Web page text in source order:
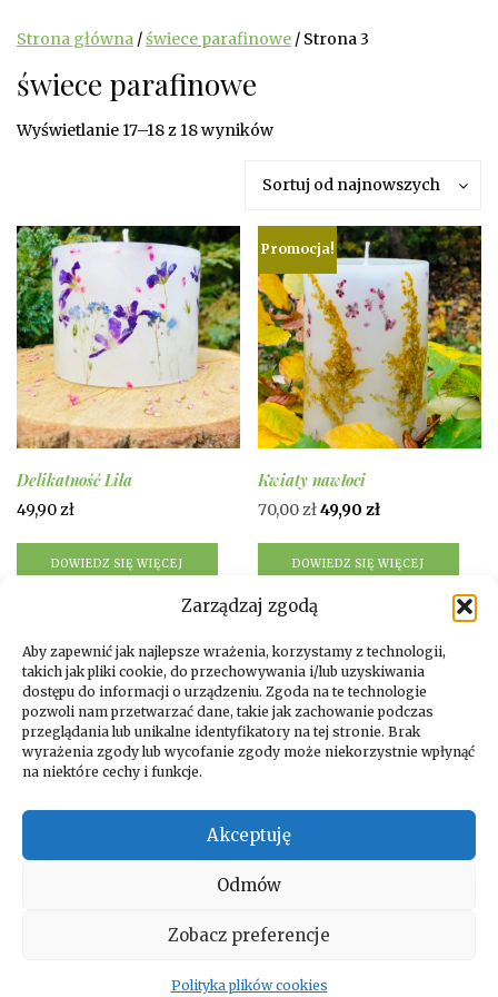
Zarządzaj zgodą
Aby zapewnić jak najlepsze wrażenia, korzystamy z technologii,
takich jak pliki cookie, do przechowywania i/lub uzyskiwania
dostępu do informacji o urządzeniu. Zgoda na te technologie
pozwoli nam przetwarzać dane, takie jak zachowanie podczas
przeglądania lub unikalne identyfikatory na tej stronie. Brak
wyrażenia zgody lub wycofanie zgody może niekorzystnie wpłynąć
na niektóre cechy i funkcje.
Akceptuję
Odmów
Zobacz preferencje
Polityka plików cookies
Strona główna /świece parafinowe / Strona 3
świece parafinowe
Wyświetlanie 17–18 z 18 wynikówPosortowane
najnowszych
Sortuj od najnowszych
Delikatność Lila
49,90zł
DOWIEDZ SIĘ WIĘCEJ
Promocja!
Kwiaty nawłoci
70,00złPierwotna
wynosiła:
49,90złAktualna
wynosi:
DOWIEDZ SIĘ WIĘCEJ
← 1 2 3